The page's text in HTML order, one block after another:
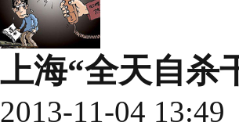
上海“全天自杀
2013-11-04 13:49